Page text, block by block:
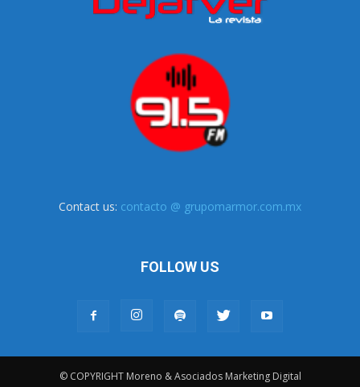
Contact us: contacto @ grupomarmor.com.mx
FOLLOW US
© COPYRIGHT Moreno & Asociados Marketing Digital